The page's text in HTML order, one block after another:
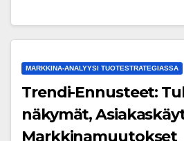
MARKKINA-ANALYYSI TUOTESTRATEGIASSA
Trendi-Ennusteet:
näkymät,
Markkinamuutokset